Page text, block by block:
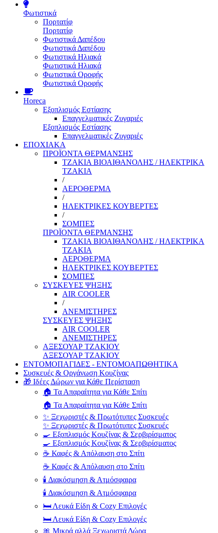
Φωτιστικά
Πορτατίφ
Πορτατίφ
Φωτιστικά Δαπέδου
Φωτιστικά Δαπέδου
Φωτιστικά Ηλιακά
Φωτιστικά Ηλιακά
Φωτιστικά Οροφής
Φωτιστικά Οροφής
Horeca
Εξοπλισμός Εστίασης
Επαγγελματικές Ζυγαριές
Εξοπλισμός Εστίασης
Επαγγελματικές Ζυγαριές
ΕΠΟΧΙΑΚΑ
ΠΡΟΪΟΝΤΑ ΘΕΡΜΑΝΣΗΣ
ΤΖΑΚΙΑ ΒΙΟΑΙΘΑΝΟΛΗΣ / ΗΛΕΚΤΡΙΚΑ
ΤΖΑΚΙΑ
/
ΑΕΡΟΘΕΡΜΑ
/
ΗΛΕΚΤΡΙΚΕΣ ΚΟΥΒΕΡΤΕΣ
/
ΣΟΜΠΕΣ
ΠΡΟΪΟΝΤΑ ΘΕΡΜΑΝΣΗΣ
ΤΖΑΚΙΑ ΒΙΟΑΙΘΑΝΟΛΗΣ / ΗΛΕΚΤΡΙΚΑ
ΤΖΑΚΙΑ
ΑΕΡΟΘΕΡΜΑ
ΗΛΕΚΤΡΙΚΕΣ ΚΟΥΒΕΡΤΕΣ
ΣΟΜΠΕΣ
ΣΥΣΚΕΥΕΣ ΨΗΞΗΣ
AIR COOLER
/
ΑΝΕΜΙΣΤΗΡΕΣ
ΣΥΣΚΕΥΕΣ ΨΗΞΗΣ
AIR COOLER
ΑΝΕΜΙΣΤΗΡΕΣ
ΑΞΕΣΟΥΑΡ ΤΖΑΚΙΟΥ
ΑΞΕΣΟΥΑΡ ΤΖΑΚΙΟΥ
ΕΝΤΟΜΟΠΑΓΙΔΕΣ - ΕΝΤΟΜΟΑΠΩΘΗΤΙΚΑ
Συσκευές & Οργάνωση Κουζίνας
🎁 Ιδέες Δώρων για Κάθε Περίσταση
🏠 Τα Απαραίτητα για Κάθε Σπίτι
🏠 Τα Απαραίτητα για Κάθε Σπίτι
✨ Ξεχωριστές & Πρωτότυπες Συσκευές
✨ Ξεχωριστές & Πρωτότυπες Συσκευές
🍳 Εξοπλισμός Κουζίνας & Σερβιρίσματος
🍳 Εξοπλισμός Κουζίνας & Σερβιρίσματος
☕ Καφές & Απόλαυση στο Σπίτι
☕ Καφές & Απόλαυση στο Σπίτι
🕯️ Διακόσμηση & Ατμόσφαιρα
🕯️ Διακόσμηση & Ατμόσφαιρα
🛏️ Λευκά Είδη & Cozy Επιλογές
🛏️ Λευκά Είδη & Cozy Επιλογές
🎀 Μικρά αλλά Ξεχωριστά Δώρα